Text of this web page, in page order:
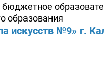
образования
искусств №9» г.